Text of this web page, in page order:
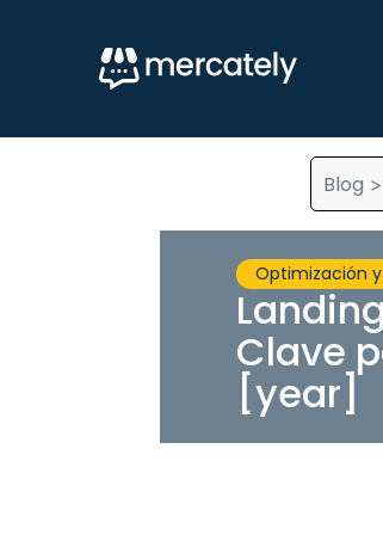
Blog >
Optimización
Clave
[year]